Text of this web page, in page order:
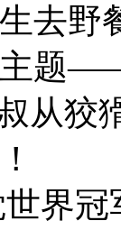
去野
题
从狡
冠